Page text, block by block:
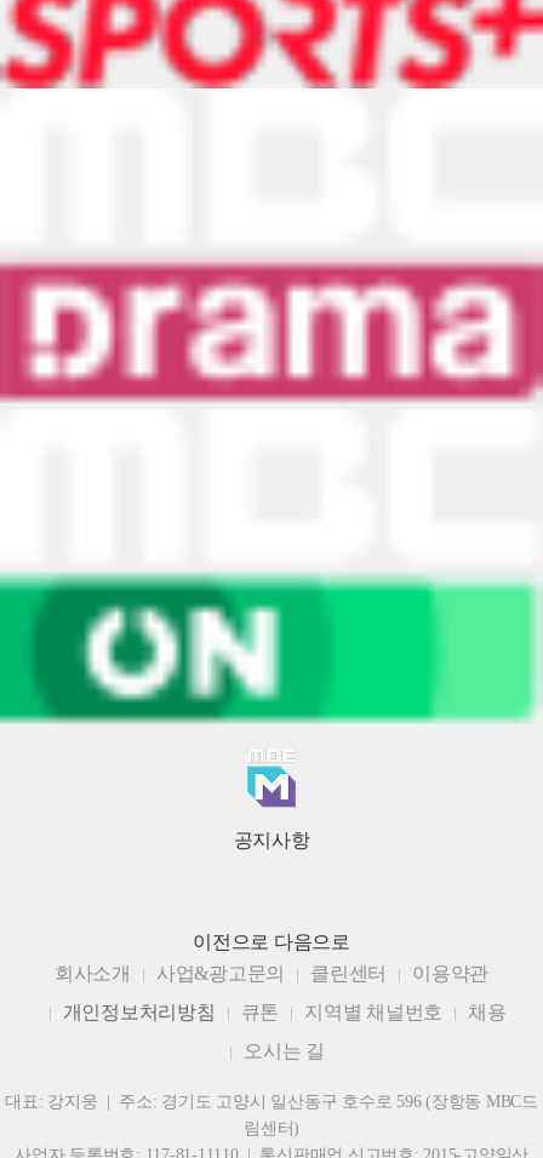
공지사항
이전으로 다음으로
회사소개
사업&광고문의 클린센터
이용약관
개인정보처리방침
큐톤 지역별 채널번호
채용
오시는 길
대표: 강지웅 | 주소: 경기도 고양시 일산동구 호수로 596 (장항동 MBC드
림센터)